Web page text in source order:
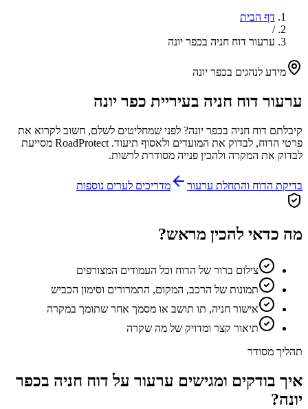
דף הבית
/
ערעור דוח חניה בכפר יונה
מידע לנהגים בכפר יונה
ערעור דוח חניה בעיריית כפר יונה
קיבלתם דוח חניה בכפר יונה? לפני שמחליטים לשלם, חשוב לקרוא את
פרטי הדוח, לבדוק את המועדים ולאסוף תיעוד. RoadProtect מסייעת
לבדוק את המקרה ולהכין פנייה מסודרת לרשות.
בדיקת הדוח והתחלת ערעור מדריכים לערים נוספות
מה כדאי להכין מראש?
צילום ברור של הדוח וכל העמודים המצורפים
תמונות של הרכב, המקום, התמרורים וסימון הכביש
אישור חניה, תו תושב או מסמך אחר שתומך במקרה
תיאור קצר ומדויק של מה שקרה
תהליך מסודר
איך בודקים ומגישים ערעור על דוח חניה בכפר
יונה?